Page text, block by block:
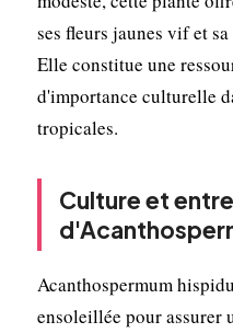
ses fleurs jaunes vif et
Elle constitue une
d'importance culturelle
tropicales.
Culture et
Acanthospermum
ensoleillée pour assurer